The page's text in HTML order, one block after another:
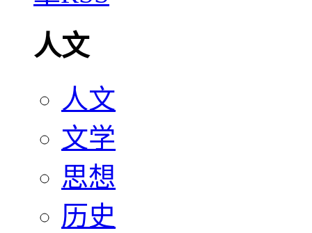
人文
人文
文学
思想
历史